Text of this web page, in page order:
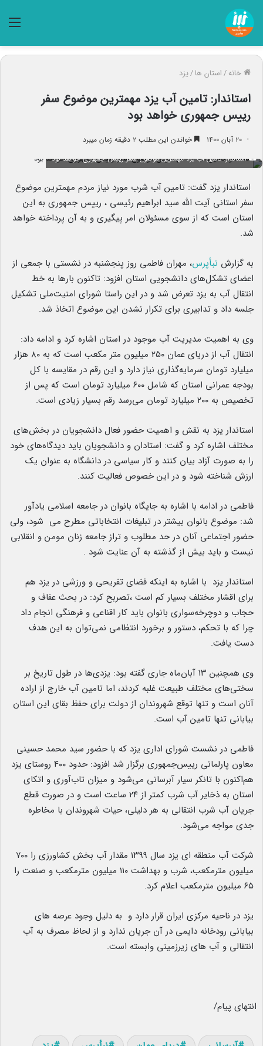
خانه/استان ها/یزد
استاندار: تامین آب یزد مهمترین موضوع سفر
رییس‌ جمهوری خواهد بود
۲۰ آبان ۱۴۰۰ خواندن این مطلب ۲ دقیقه زمان میبرد
استاندار: تامین آب یزد مهمترین موضوع سفر رییس‌ جمهوری خواهد بود
استاندار یزد گفت: تامین آب شرب مورد نیاز مردم مهمترین موضوع
سفر استانی آیت الله سید ابراهیم رئیسی ، رییس جمهوری به این
استان است که از سوی مسئولان امر پیگیری و به آن پرداخته خواهد
شد.
به گزارش نبأپرس، مهران فاطمی روز پنجشنبه در نشستی با جمعی از
اعضای تشکل‌های دانشجویی استان افزود: تاکنون بارها به خط
انتقال آب به یزد تعرض شد و در این راستا شورای امنیت‌ملی تشکیل
جلسه داد و تدابیری برای تکرار نشدن این موضوع اتخاذ شد.
وی به اهمیت مدیریت آب موجود در استان اشاره کرد و ادامه داد:
انتقال آب از دریای عمان ۲۵۰ میلیون متر مکعب است که به ۸۰ هزار
میلیارد تومان سرمایه‌گذاری نیاز دارد و این رقم در مقایسه با کل
بودجه عمرانی استان که شامل ۶۰۰ میلیارد تومان است که پس از
تخصیص به ۲۰۰ میلیارد تومان می‌رسد رقم بسیار زیادی است.
استاندار یزد به نقش و اهمیت حضور فعال دانشجویان در بخش‌های
مختلف اشاره کرد و گفت: استادان و دانشجویان باید دیدگاه‌های خود
را به صورت آزاد بیان کنند و کار سیاسی در دانشگاه به عنوان یک
ارزش شناخته شود و در این خصوص فعالیت کنند.
فاطمی در ادامه با اشاره به جایگاه بانوان در جامعه اسلامی یادآور
شد: موضوع بانوان بیشتر در تبلیغات انتخاباتی مطرح می شود، ولی
حضور اجتماعی آنان در حد مطلوب و تراز جامعه زنان مومن و انقلابی
نیست و باید بیش از گذشته به آن عنایت شود .
استاندار یزد با اشاره به اینکه فضای تفریحی و ورزشی در یزد هم
برای اقشار مختلف بسیار کم است ،تصربح کرد: در بحث عفاف و
حجاب و دوچرخه‌سواری بانوان باید کار اقناعی و فرهنگی انجام داد
چرا که با تحکم، دستور و برخورد انتظامی نمی‌توان به این هدف
دست یافت.
وی همچنین ۱۳ آبان‌ماه جاری گفته بود: یزدی‌ها در طول تاریخ بر
سختی‌های مختلف طبیعت غلبه کردند، اما تامین آب خارج از اراده
آنان است و تنها توقع شهروندان از دولت برای حفظ بقای این استان
بیابانی تنها تامین آب است.
فاطمی در نشست شورای اداری یزد که با حضور سید محمد حسینی
معاون پارلمانی رییس‌جمهوری برگزار شد افزود: حدود ۴۰۰ روستای یزد
هم‌اکنون با تانکر سیار آبرسانی می‌شود و میزان تاب‌آوری و اتکای
استان به ذخایر آب شرب کمتر از ۲۴ ساعت است و در صورت قطع
جریان آب شرب انتقالی به هر دلیلی، حیات شهروندان با مخاطره
جدی مواجه می‌شود.
شرکت آب منطقه ای یزد سال ۱۳۹۹ مقدار آب بخش کشاورزی را ۷۰۰
میلیون مترمکعب، شرب و بهداشت ۱۱۰ میلیون مترمکعب و صنعت را
۶۵ میلیون مترمکعب اعلام کرد.
یزد در ناحیه مرکزی ایران قرار دارد و به دلیل وجود عرصه های
بیابانی رودخانه دایمی در آن جریان ندارد و از لحاظ مصرف به آب
انتقالی و آب های زیرزمینی وابسته است.
انتهای پیام/